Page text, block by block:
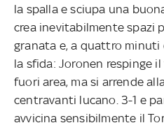
la spalla e sciupa una
crea inevitabilmente spazi
granata e, a quattro minuti
la sfida: Joronen respinge
fuori area, ma si arrende
centravanti lucano. 3-1 e
avvicina sensibilmente il